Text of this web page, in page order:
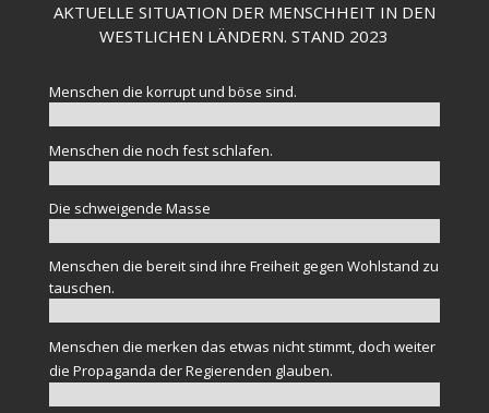
AKTUELLE SITUATION DER MENSCHHEIT IN DEN
WESTLICHEN LÄNDERN. STAND 2023
Menschen die korrupt und böse sind.
Menschen die noch fest schlafen.
Die schweigende Masse
Menschen die bereit sind ihre Freiheit gegen Wohlstand zu
tauschen.
Menschen die merken das etwas nicht stimmt, doch weiter
die Propaganda der Regierenden glauben.